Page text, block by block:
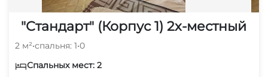
"Стандарт" (Корпус 1) 2х-местный
2 м²•спальня: 1•0
Спальных мест: 2